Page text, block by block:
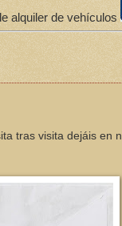
alquiler de vehículos
tras visita dejáis en